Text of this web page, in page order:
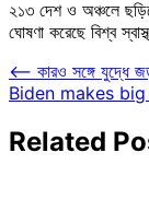
২১৩ দেশ ও অঞ্চলে
ঘোষণা করেছে বিশ্ব
Post
navigation
⟵ কারও সঙ্গে যুদ্ধে
Biden makes
Related